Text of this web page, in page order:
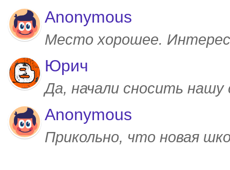
Anonymous
Место хорошее.
Юрич
Да, начали сносить
Anonymous
Прикольно, что новая